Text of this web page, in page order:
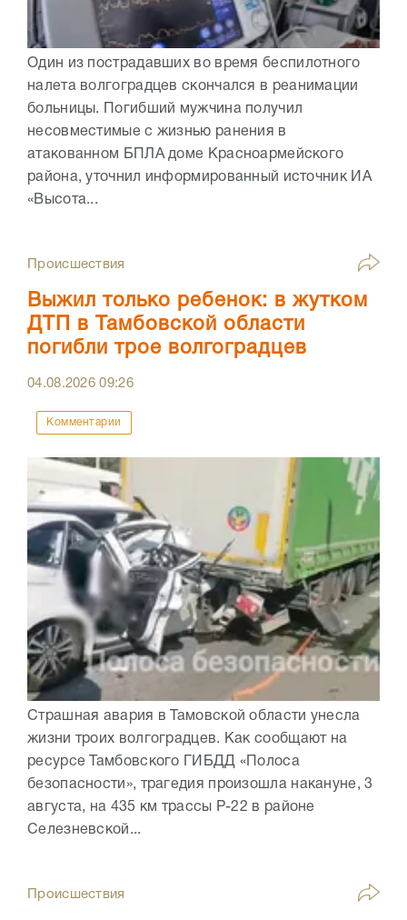
Один из пострадавших во время беспилотного
налета волгоградцев скончался в реанимации
больницы. Погибший мужчина получил
несовместимые с жизнью ранения в
атакованном БПЛА доме Красноармейского
района, уточнил информированный источник ИА
«Высота...
Происшествия
Выжил только ребенок: в жутком
ДТП в Тамбовской области
погибли трое волгоградцев
04.08.202609:26
Комментарии
Страшная авария в Тамовской области унесла
жизни троих волгоградцев. Как сообщают на
ресурсе Тамбовского ГИБДД «Полоса
безопасности», трагедия произошла накануне, 3
августа, на 435 км трассы Р-22 в районе
Селезневской...
Происшествия